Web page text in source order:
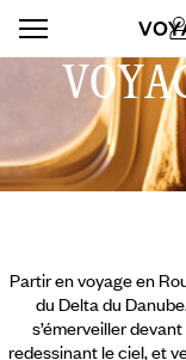
Partir en voyage en
du Delta du
s’émerveiller
redessinant le ciel, et